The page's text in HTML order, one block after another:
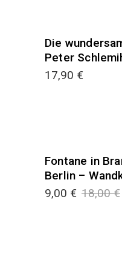
Die
Peter
17,90 €
SALE
Fontane in
Berlin –
18,00€
9,00 €